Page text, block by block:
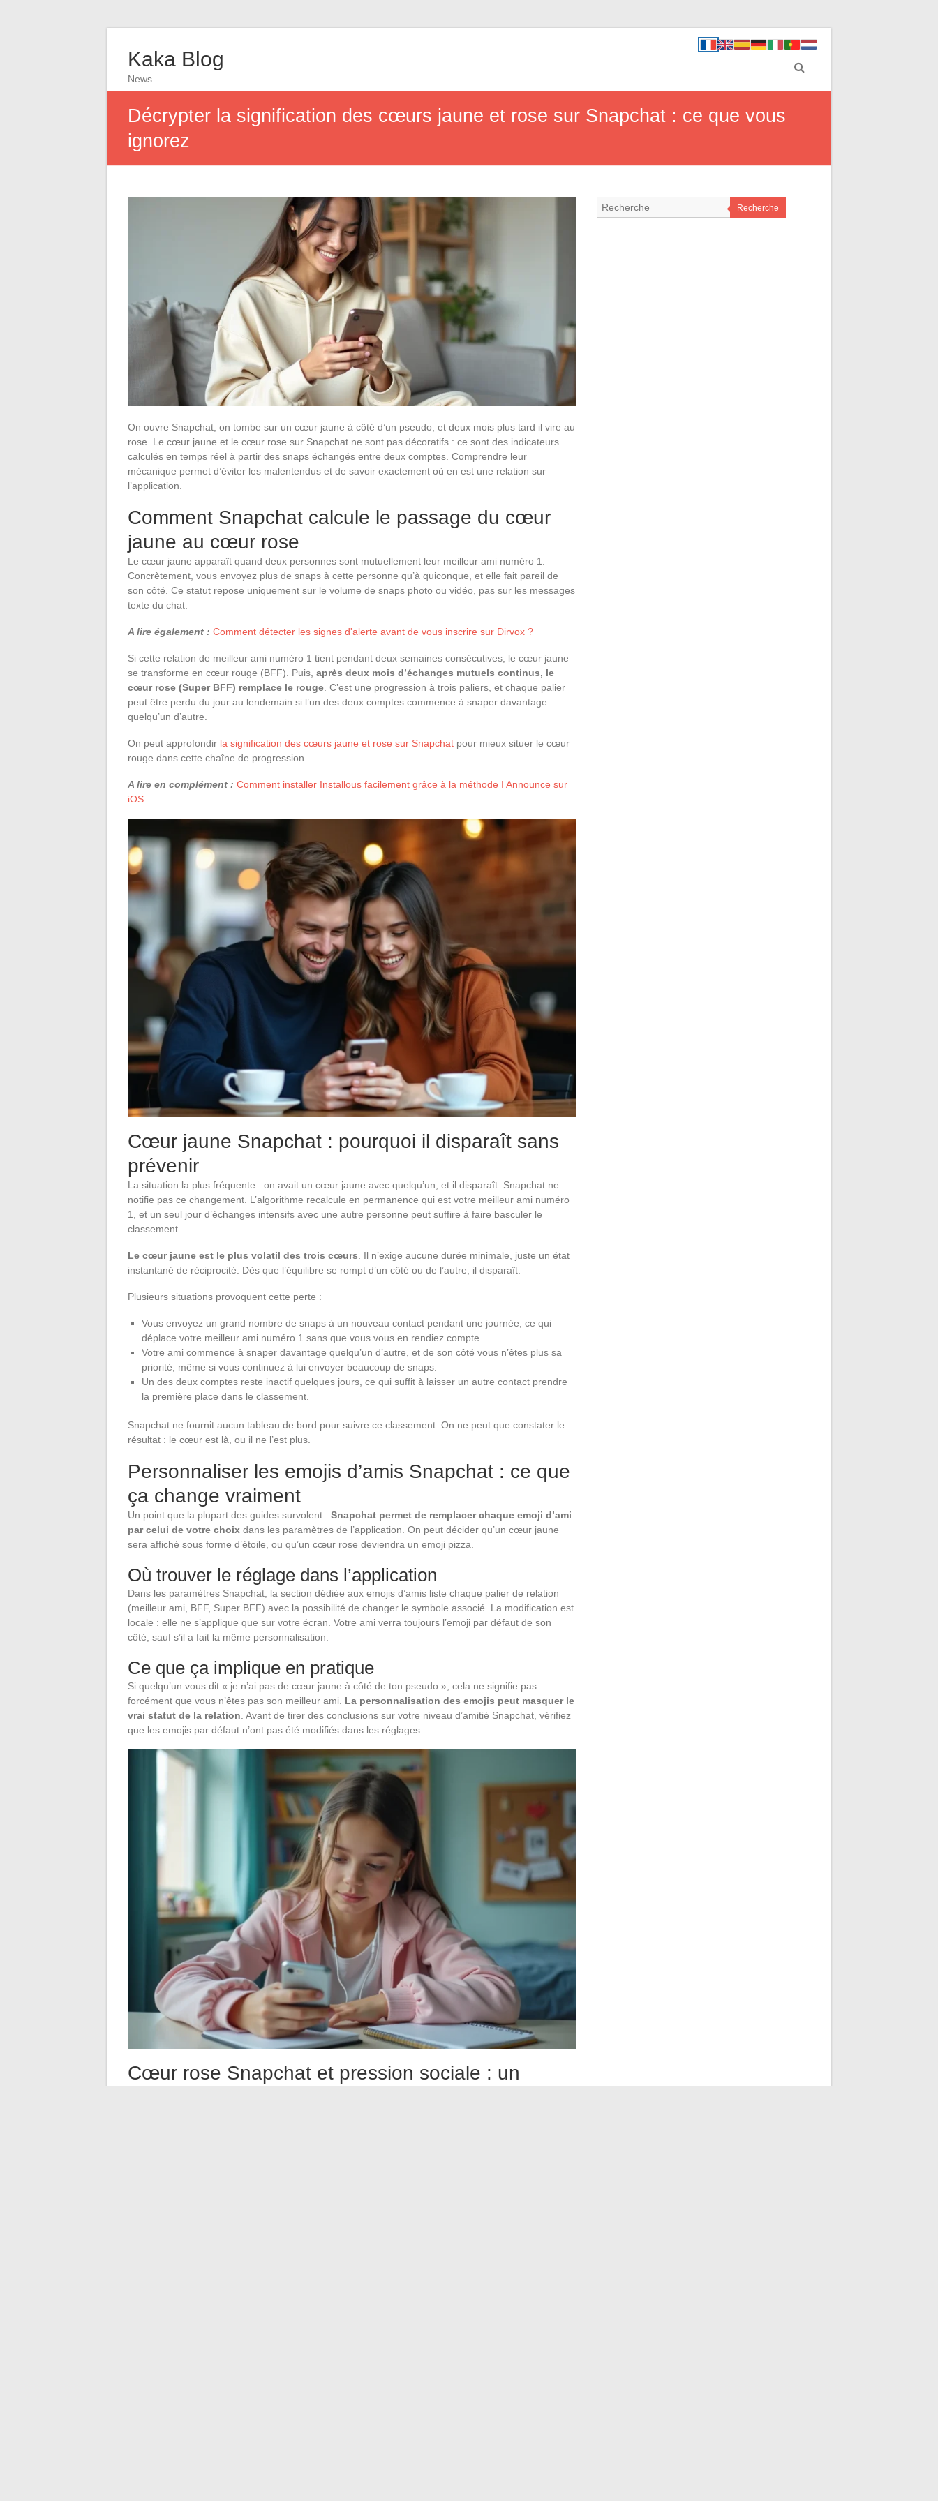
Kaka Blog
News
Décrypter la signification des cœurs jaune et rose sur Snapchat : ce que vous
ignorez
On ouvre Snapchat, on tombe sur un cœur jaune à côté d’un pseudo, et deux mois plus tard il vire au
rose. Le cœur jaune et le cœur rose sur Snapchat ne sont pas décoratifs : ce sont des indicateurs
calculés en temps réel à partir des snaps échangés entre deux comptes. Comprendre leur
mécanique permet d’éviter les malentendus et de savoir exactement où en est une relation sur
l’application.
Comment Snapchat calcule le passage du cœur
jaune au cœur rose
Le cœur jaune apparaît quand deux personnes sont mutuellement leur meilleur ami numéro 1.
Concrètement, vous envoyez plus de snaps à cette personne qu’à quiconque, et elle fait pareil de
son côté. Ce statut repose uniquement sur le volume de snaps photo ou vidéo, pas sur les messages
texte du chat.
A lire également : Comment détecter les signes d'alerte avant de vous inscrire sur Dirvox ?
Si cette relation de meilleur ami numéro 1 tient pendant deux semaines consécutives, le cœur jaune
se transforme en cœur rouge (BFF). Puis, après deux mois d’échanges mutuels continus, le
cœur rose (Super BFF) remplace le rouge . C’est une progression à trois paliers, et chaque palier
peut être perdu du jour au lendemain si l’un des deux comptes commence à snaper davantage
quelqu’un d’autre.
On peut approfondir la signification des cœurs jaune et rose sur Snapchat pour mieux situer le cœur
rouge dans cette chaîne de progression.
A lire en complément : Comment installer Installous facilement grâce à la méthode I Announce sur
iOS
Cœur jaune Snapchat : pourquoi il disparaît sans
prévenir
La situation la plus fréquente : on avait un cœur jaune avec quelqu’un, et il disparaît. Snapchat ne
notifie pas ce changement. L’algorithme recalcule en permanence qui est votre meilleur ami numéro
1, et un seul jour d’échanges intensifs avec une autre personne peut suffire à faire basculer le
classement.
Le cœur jaune est le plus volatil des trois cœurs. Il n’exige aucune durée minimale, juste un état
instantané de réciprocité. Dès que l’équilibre se rompt d’un côté ou de l’autre, il disparaît.
Plusieurs situations provoquent cette perte :
Vous envoyez un grand nombre de snaps à un nouveau contact pendant une journée, ce qui
déplace votre meilleur ami numéro 1 sans que vous vous en rendiez compte.
Votre ami commence à snaper davantage quelqu’un d’autre, et de son côté vous n’êtes plus sa
priorité, même si vous continuez à lui envoyer beaucoup de snaps.
Un des deux comptes reste inactif quelques jours, ce qui suffit à laisser un autre contact prendre
la première place dans le classement.
Snapchat ne fournit aucun tableau de bord pour suivre ce classement. On ne peut que constater le
résultat : le cœur est là, ou il ne l’est plus.
Personnaliser les emojis d’amis Snapchat : ce que
ça change vraiment
Un point que la plupart des guides survolent : Snapchat permet de remplacer chaque emoji d’ami
par celui de votre choix dans les paramètres de l’application. On peut décider qu’un cœur jaune
sera affiché sous forme d’étoile, ou qu’un cœur rose deviendra un emoji pizza.
Où trouver le réglage dans l’application
Dans les paramètres Snapchat, la section dédiée aux emojis d’amis liste chaque palier de relation
(meilleur ami, BFF, Super BFF) avec la possibilité de changer le symbole associé. La modification est
locale : elle ne s’applique que sur votre écran. Votre ami verra toujours l’emoji par défaut de son
côté, sauf s’il a fait la même personnalisation.
Ce que ça implique en pratique
Si quelqu’un vous dit « je n’ai pas de cœur jaune à côté de ton pseudo », cela ne signifie pas
forcément que vous n’êtes pas son meilleur ami. La personnalisation des emojis peut masquer le
vrai statut de la relation. Avant de tirer des conclusions sur votre niveau d’amitié Snapchat, vérifiez
que les emojis par défaut n’ont pas été modifiés dans les réglages.
Cœur rose Snapchat et pression sociale : un
Recherche